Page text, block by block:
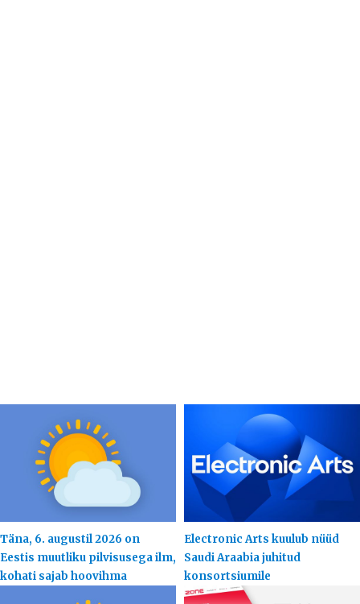
Täna, 6. augustil 2026 on
Eestis muutliku pilvisusega ilm,
kohati sajab hoovihma
Electronic Arts kuulub nüüd
Saudi Araabia juhitud
konsortsiumile